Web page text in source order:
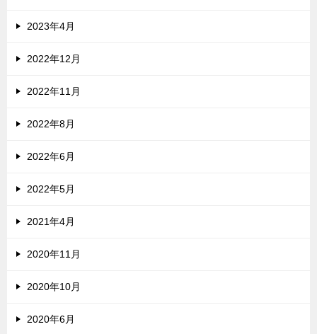
2023年4月
2022年12月
2022年11月
2022年8月
2022年6月
2022年5月
2021年4月
2020年11月
2020年10月
2020年6月